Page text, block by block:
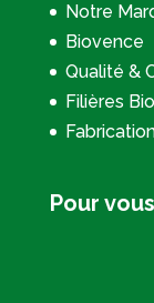
Notre
Biovence
Qualité &
Filières
Pour